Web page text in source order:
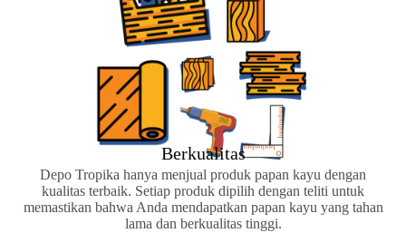
Berkualitas
Depo Tropika hanya menjual produk papan kayu dengan
kualitas terbaik. Setiap produk dipilih dengan teliti untuk
memastikan bahwa Anda mendapatkan papan kayu yang tahan
lama dan berkualitas tinggi.